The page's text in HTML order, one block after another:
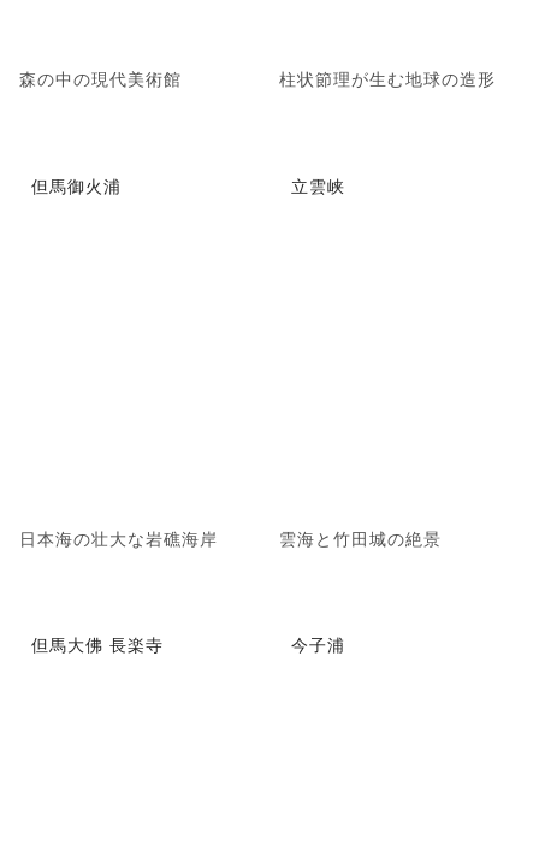
森の中の現代美術館 柱状節理が生む地球の造形
但馬御火浦
日本海の壮大な岩礁海岸
立雲峡
雲海と竹田城の絶景
但馬大佛 長楽寺 今子浦